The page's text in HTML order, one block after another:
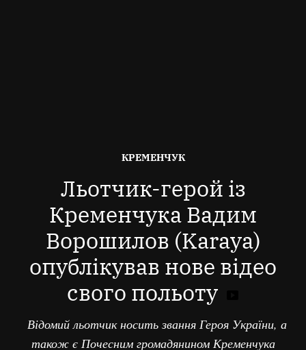
ОПУБЛІКОВАНО
КРЕМЕНЧУК
Льотчик-герой із
Кременчука Вадим
Ворошилов (Karaya)
опублікував нове відео
свого польоту
Відомий льотчик носить звання Героя України, а
також є Почесним громадянином Кременчука